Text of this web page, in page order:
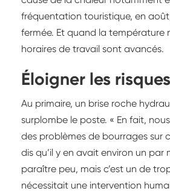
fréquentation touristique, en
fermée. Et quand la température
horaires de travail sont avancés.
Éloigner les risques
Au primaire, un brise roche
surplombe le poste. « En fait,
des problèmes de bourrages sur
dis qu’il y en avait environ un par
paraître peu, mais c’est un de
nécessitait une intervention